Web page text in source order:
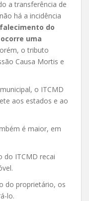
a transferência de
há a incidência
falecimento do
uma
o tributo
Causa Mortis e
o ITCMD
aos estados e ao
é maior, em
do ITCMD recai
do proprietário, os
lo.